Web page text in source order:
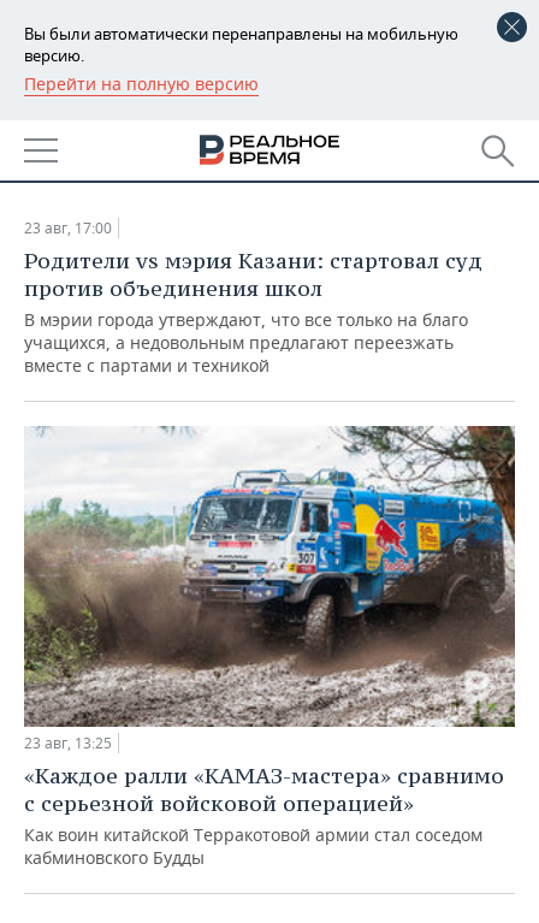
Вы были автоматически перенаправлены на мобильную
версию.
Перейти на полную версию
РЕГИОНЫ
БАШКОРТОСТАН
УДМУРТИЯ
НОВОСТИ
НОВОСТИ АНАЛИТИКИ
ДЕКЛАРАЦИИ О ДОХОДАХ
КОРОЛИ ГОСЗАКАЗА ПФО
КОМУ ПРИНАДЛЕЖАТ
ТОРГОВЫЕ ЦЕНТРЫ
ТАТАРСТАНА
ЭКОНОМИКА
НОВОСТИ ЭКОНОМИКИ
ФИНАНСЫ
ИНВЕСТИЦИИ
ПРОМЫШЛЕННОСТЬ
НОВОСТИ
ПРОМЫШЛЕННОСТИ
АГРОПРОМ
МАШИНОСТРОЕНИЕ
НЕФТЕХИМИЯ
НЕФТЬ
ОПК
ЭНЕРГЕТИКА
НЕДВИЖИМОСТЬ
НОВОСТИ БИЗНЕСА
РОЗНИЧНАЯ ТОРГОВЛЯ
ТРАНСПОРТ
УСЛУГИ
ТЕХНОЛОГИИ
НОВОСТИ ТЕХНОЛОГИЙ
IT
МЕДИА
ТЕЛЕКОММУНИКАЦИИ
МЕРОПРИЯТИЯ
НОВОСТИ МЕРОПРИЯТИЙ
ВЫЕЗДНАЯ РЕДАКЦИЯ
БИЗНЕС-БРАНЧИ
ONLINE-КОНФЕРЕНЦИИ
ОТКРЫТАЯ ЛЕКЦИЯ
СПОРТ
НОВОСТИ СПОРТА
ФУТБОЛ
ХОККЕЙ
БАСКЕТБОЛ
ОБЩЕСТВО
НОВОСТИ ОБЩЕСТВА
ВЛАСТЬ
ИНФРАСТРУКТУРА
ФОТОГАЛЕРЕЯ
СЮЖЕТЫ
СПРАВОЧНИК
23.08.2017
23 авг, 17:00
Родители vs мэрия Казани: стартовал суд
против объединения школ
В мэрии города утверждают, что все только на благо
учащихся, а недовольным предлагают переезжать
вместе с партами и техникой
23 авг, 13:25
«Каждое ралли «КАМАЗ-мастера» сравнимо
с серьезной войсковой операцией»
Как воин китайской Терракотовой армии стал соседом
кабминовского Будды